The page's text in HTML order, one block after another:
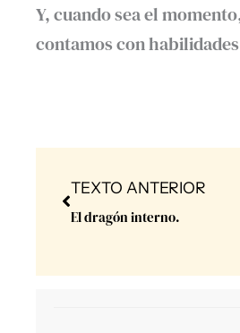
Y, cuando sea el
contamos con
Prev
TEXTO ANTERIOR
El dragón interno.